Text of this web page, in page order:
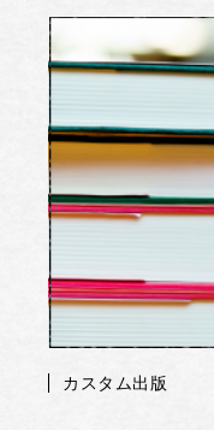
カスタム出版